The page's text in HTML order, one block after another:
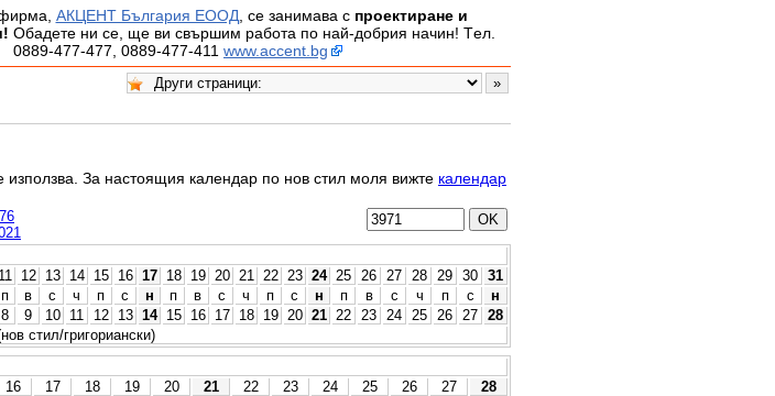
АКЦЕНТ България ЕООД, се занимава с проектиране и
Обадете ни се, ще ви свършим работа по най-добрия начин! Tел.
0889-477-477, 0889-477-411 www.accent.bg
използва. За настоящия календар по нов стил моля вижте календар
11 12 13 14 15 16 17 18 19 20 21 22 23 24 25 26 27 28 29 30 31
п в с ч п с н п в с ч п с н п в с ч п с
н
8 9 10 11 12 13 14 15 16 17 18 19 20 21 22 23 24 25 26 27 28
стил/григориански)
16 17 18 19 20 21 22 23 24 25 26 27
28